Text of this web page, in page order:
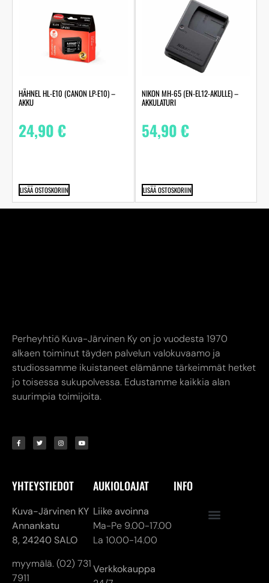
HÄHNEL HL-E10 (CANON LP-E10) –
AKKU
24,90€
LISÄÄ OSTOSKORIIN
NIKON MH-65 (EN-EL12-AKULLE) –
AKKULATURI
54,90€
LISÄÄ OSTOSKORIIN
Perheyhtiö Kuva-Järvinen Ky on jo vuodesta 1970
alkaen toiminut täyden palvelun valokuvaamo ja
studiossamme ikuistaneet elämänne tärkeimmät hetket
jo toisessa sukupolvessa. Edustamme kaikkia alan
suurimpia toimijoita.
YHTEYSTIEDOT
Kuva-Järvinen KY
Annankatu
8, 24240 SALO
myymälä. (02) 731
7911
AUKIOLOAJAT
Liike avoinna
Ma-Pe 9.00-17.00
La 10.00-14.00
Verkkokauppa
INFO